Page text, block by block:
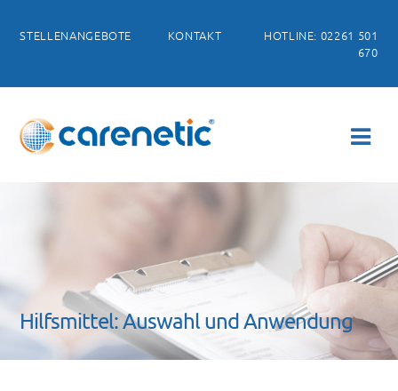
STELLENANGEBOTE KONTAKT
HOTLINE: 02261 501
670
Hilfsmittel: Auswahl und Anwendung